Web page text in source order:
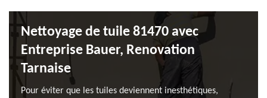
Nettoyage de tuile 81470 avec
Entreprise Bauer, Renovation
Tarnaise
Pour éviter que les tuiles deviennent inesthétiques,